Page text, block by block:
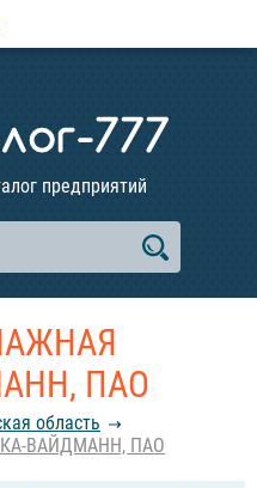
предприятий
ПАО
область
ВАЙДМАНН, ПАО